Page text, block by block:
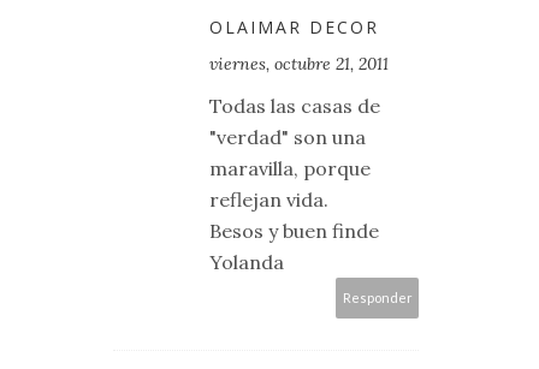
OLAIMAR DECOR
viernes, octubre 21, 2011
Todas las casas de
"verdad" son una
maravilla, porque
reflejan vida.
Besos y buen finde
Yolanda
Responder